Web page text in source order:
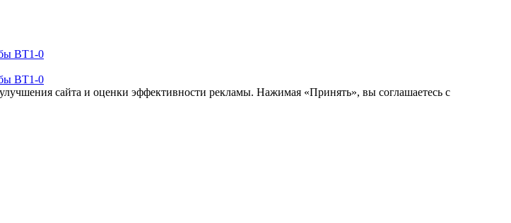
ВТ1-0
ВТ1-0
сайта и оценки эффективности рекламы. Нажимая «Принять», вы соглашаетесь с